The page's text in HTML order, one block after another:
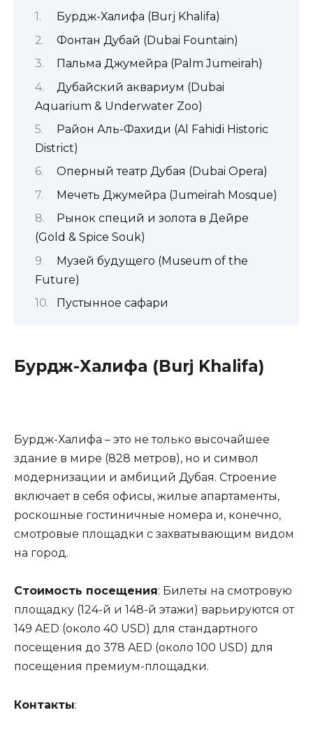
Бурдж-Халифа (Burj Khalifa)
Фонтан Дубай (Dubai Fountain)
Пальма Джумейра (Palm Jumeirah)
Дубайский аквариум (Dubai
Aquarium & Underwater Zoo)
Район Аль-Фахиди (Al Fahidi Historic
District)
Оперный театр Дубая (Dubai Opera)
Мечеть Джумейра (Jumeirah Mosque)
Рынок специй и золота в Дейре
(Gold & Spice Souk)
Музей будущего (Museum of the
Future)
Пустынное сафари
Бурдж-Халифа (Burj Khalifa)
Бурдж-Халифа – это не только высочайшее
здание в мире (828 метров), но и символ
модернизации и амбиций Дубая. Строение
включает в себя офисы, жилые апартаменты,
роскошные гостиничные номера и, конечно,
смотровые площадки с захватывающим видом
на город.
Стоимость посещения: Билеты на смотровую
площадку (124-й и 148-й этажи) варьируются от
149 AED (около 40 USD) для стандартного
посещения до 378 AED (около 100 USD) для
посещения премиум-площадки.
Контакты: